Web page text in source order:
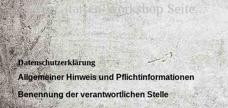
...die Gitarren-Workshop Seite...
Datenschutzerklärung
Allgemeiner Hinweis und Pflichtinformationen
Benennung der verantwortlichen Stelle